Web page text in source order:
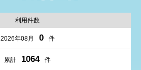
利用件数
2026年08月 0 件
累計 1064 件